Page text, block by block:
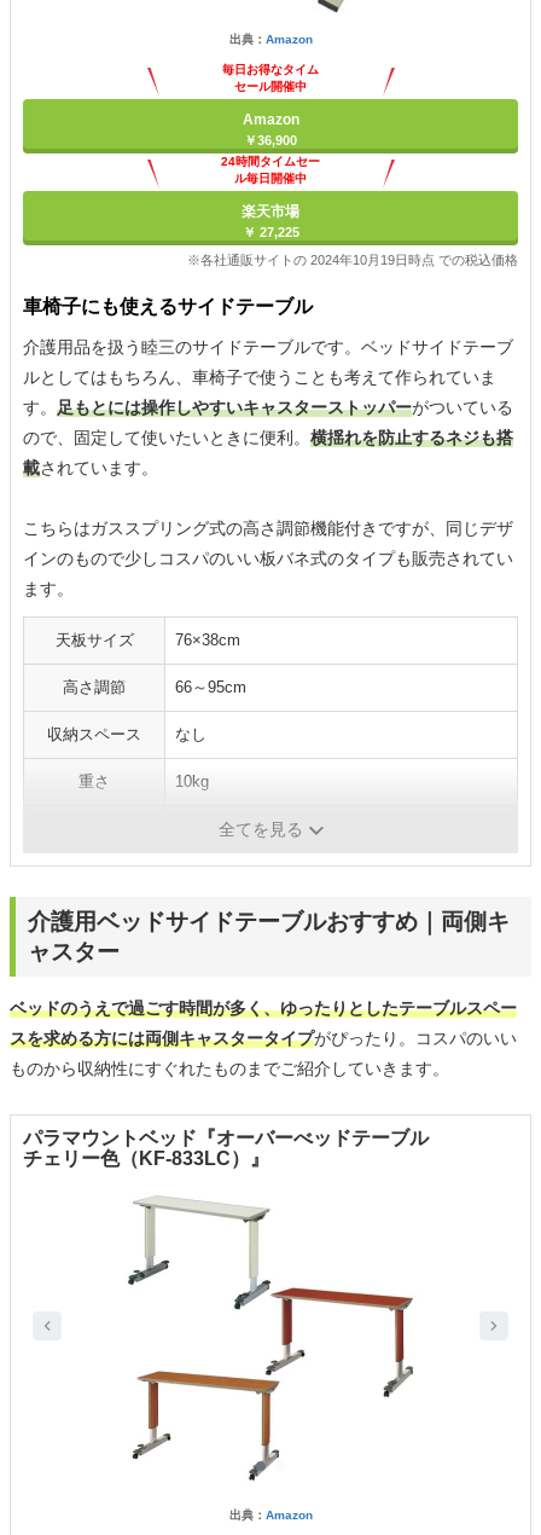
出典： Amazon
毎日お得なタイム
セール開催中
Amazon
￥36,900
24時間タイムセー
ル毎日開催中
楽天市場
￥ 27,225
※各社通販サイトの 2024年10月19日時点 での税込価格
車椅子にも使えるサイドテーブル
介護用品を扱う睦三のサイドテーブルです。ベッドサイドテーブ
ルとしてはもちろん、車椅子で使うことも考えて作られていま
す。 足もとには操作しやすいキャスターストッパーがついている
ので、固定して使いたいときに便利。 横揺れを防止するネジも搭
載されています。
こちらはガススプリング式の高さ調節機能付きですが、同じデザ
インのもので少しコスパのいい板バネ式のタイプも販売されてい
ます。
天板サイズ 76×38cm
高さ調節 66～95cm
収納スペース なし
重さ 10kg
全てを見る
介護用ベッドサイドテーブルおすすめ｜両側キ
ャスター
ベッドのうえで過ごす時間が多く、ゆったりとしたテーブルスペー
スを求める方には両側キャスタータイプがぴったり。コスパのいい
ものから収納性にすぐれたものまでご紹介していきます。
パラマウントベッド『オーバーべッドテーブル
チェリー色（KF-833LC）』
出典： Amazon